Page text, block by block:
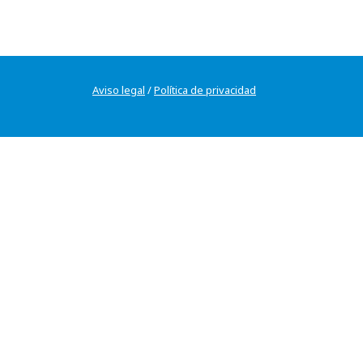
Aviso legal /Política de privacidad